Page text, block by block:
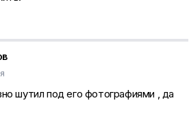
шутил под его фотографиями , да